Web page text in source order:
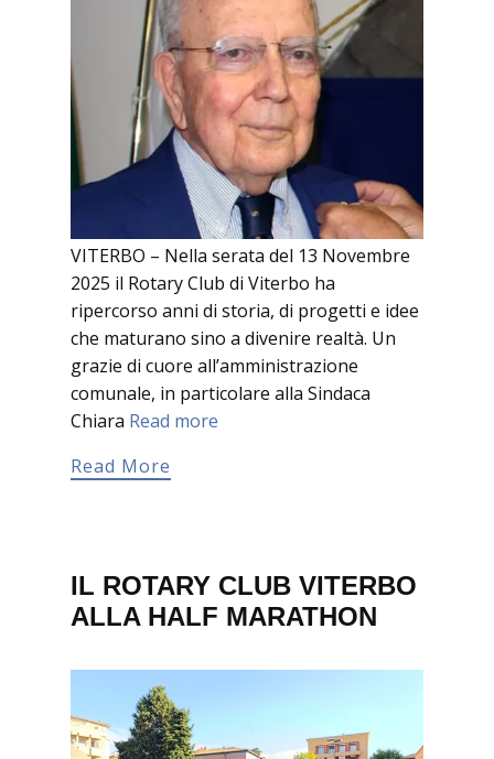
VITERBO – Nella serata del 13 Novembre
2025 il Rotary Club di Viterbo ha
ripercorso anni di storia, di progetti e idee
che maturano sino a divenire realtà. Un
grazie di cuore all’amministrazione
comunale, in particolare alla Sindaca
Chiara Read more
Read More
IL ROTARY CLUB VITERBO
ALLA HALF MARATHON